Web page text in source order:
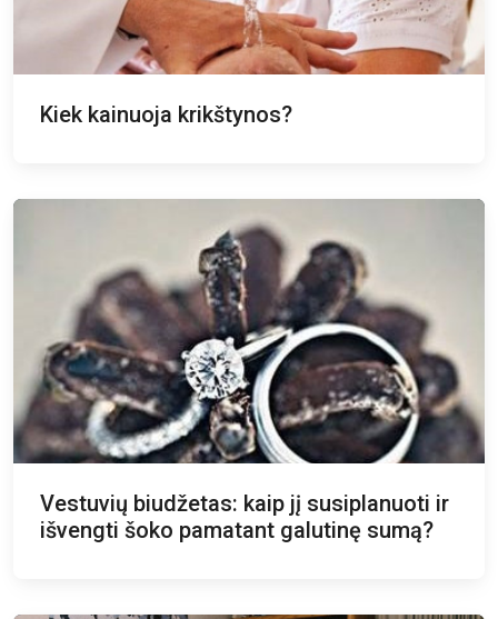
Kiek kainuoja krikštynos?
Vestuvių biudžetas: kaip jį susiplanuoti ir
išvengti šoko pamatant galutinę sumą?